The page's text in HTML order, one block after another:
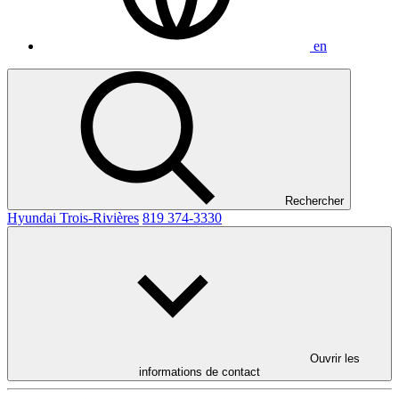
en
Rechercher
Hyundai Trois-Rivières 819 374-3330
Ouvrir les
informations de contact